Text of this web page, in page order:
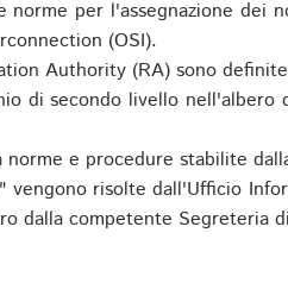
per l'assegnazione dei
(OSI).
Authority (RA) sono
di secondo livello nell'albero
e procedure stabilite
risolte dall'Ufficio
dalla competente Segreteria